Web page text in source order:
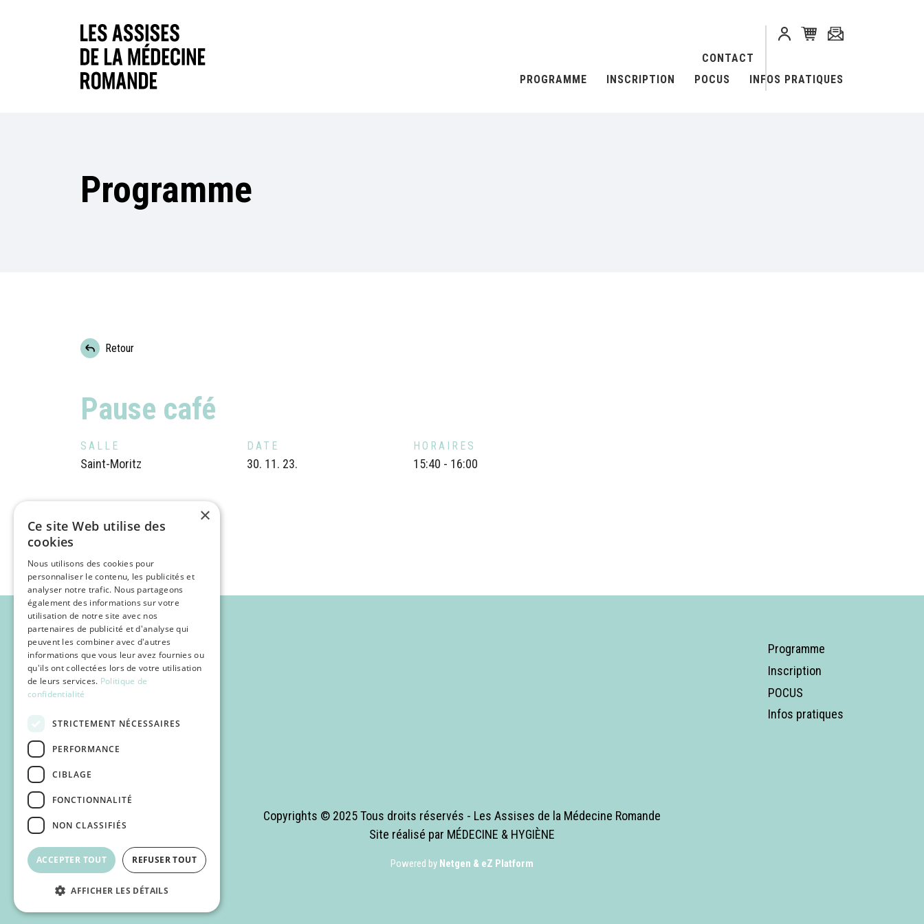
PROGRAMME INSCRIPTION POCUS INFOS PRATIQUES
CONTACT
Programme
Retour
Pause café
SALLE
Saint-Moritz
DATE
30. 11. 23.
HORAIRES
15:40 - 16:00
Programme
Inscription
POCUS
Infos pratiques
Copyrights © 2025 Tous droits réservés - Les Assises de la Médecine Romande
Site réalisé par MÉDECINE & HYGIÈNE
Powered by Netgen & eZ Platform
×
Ce site Web utilise des
cookies
Nous utilisons des cookies pour
personnaliser le contenu, les publicités et
analyser notre trafic. Nous partageons
également des informations sur votre
utilisation de notre site avec nos
partenaires de publicité et d'analyse qui
peuvent les combiner avec d'autres
informations que vous leur avez fournies ou
qu'ils ont collectées lors de votre utilisation
de leurs services. Politique de
confidentialité
STRICTEMENT NÉCESSAIRES
PERFORMANCE
CIBLAGE
FONCTIONNALITÉ
NON CLASSIFIÉS
ACCEPTER TOUT REFUSER TOUT
AFFICHER LES DÉTAILS